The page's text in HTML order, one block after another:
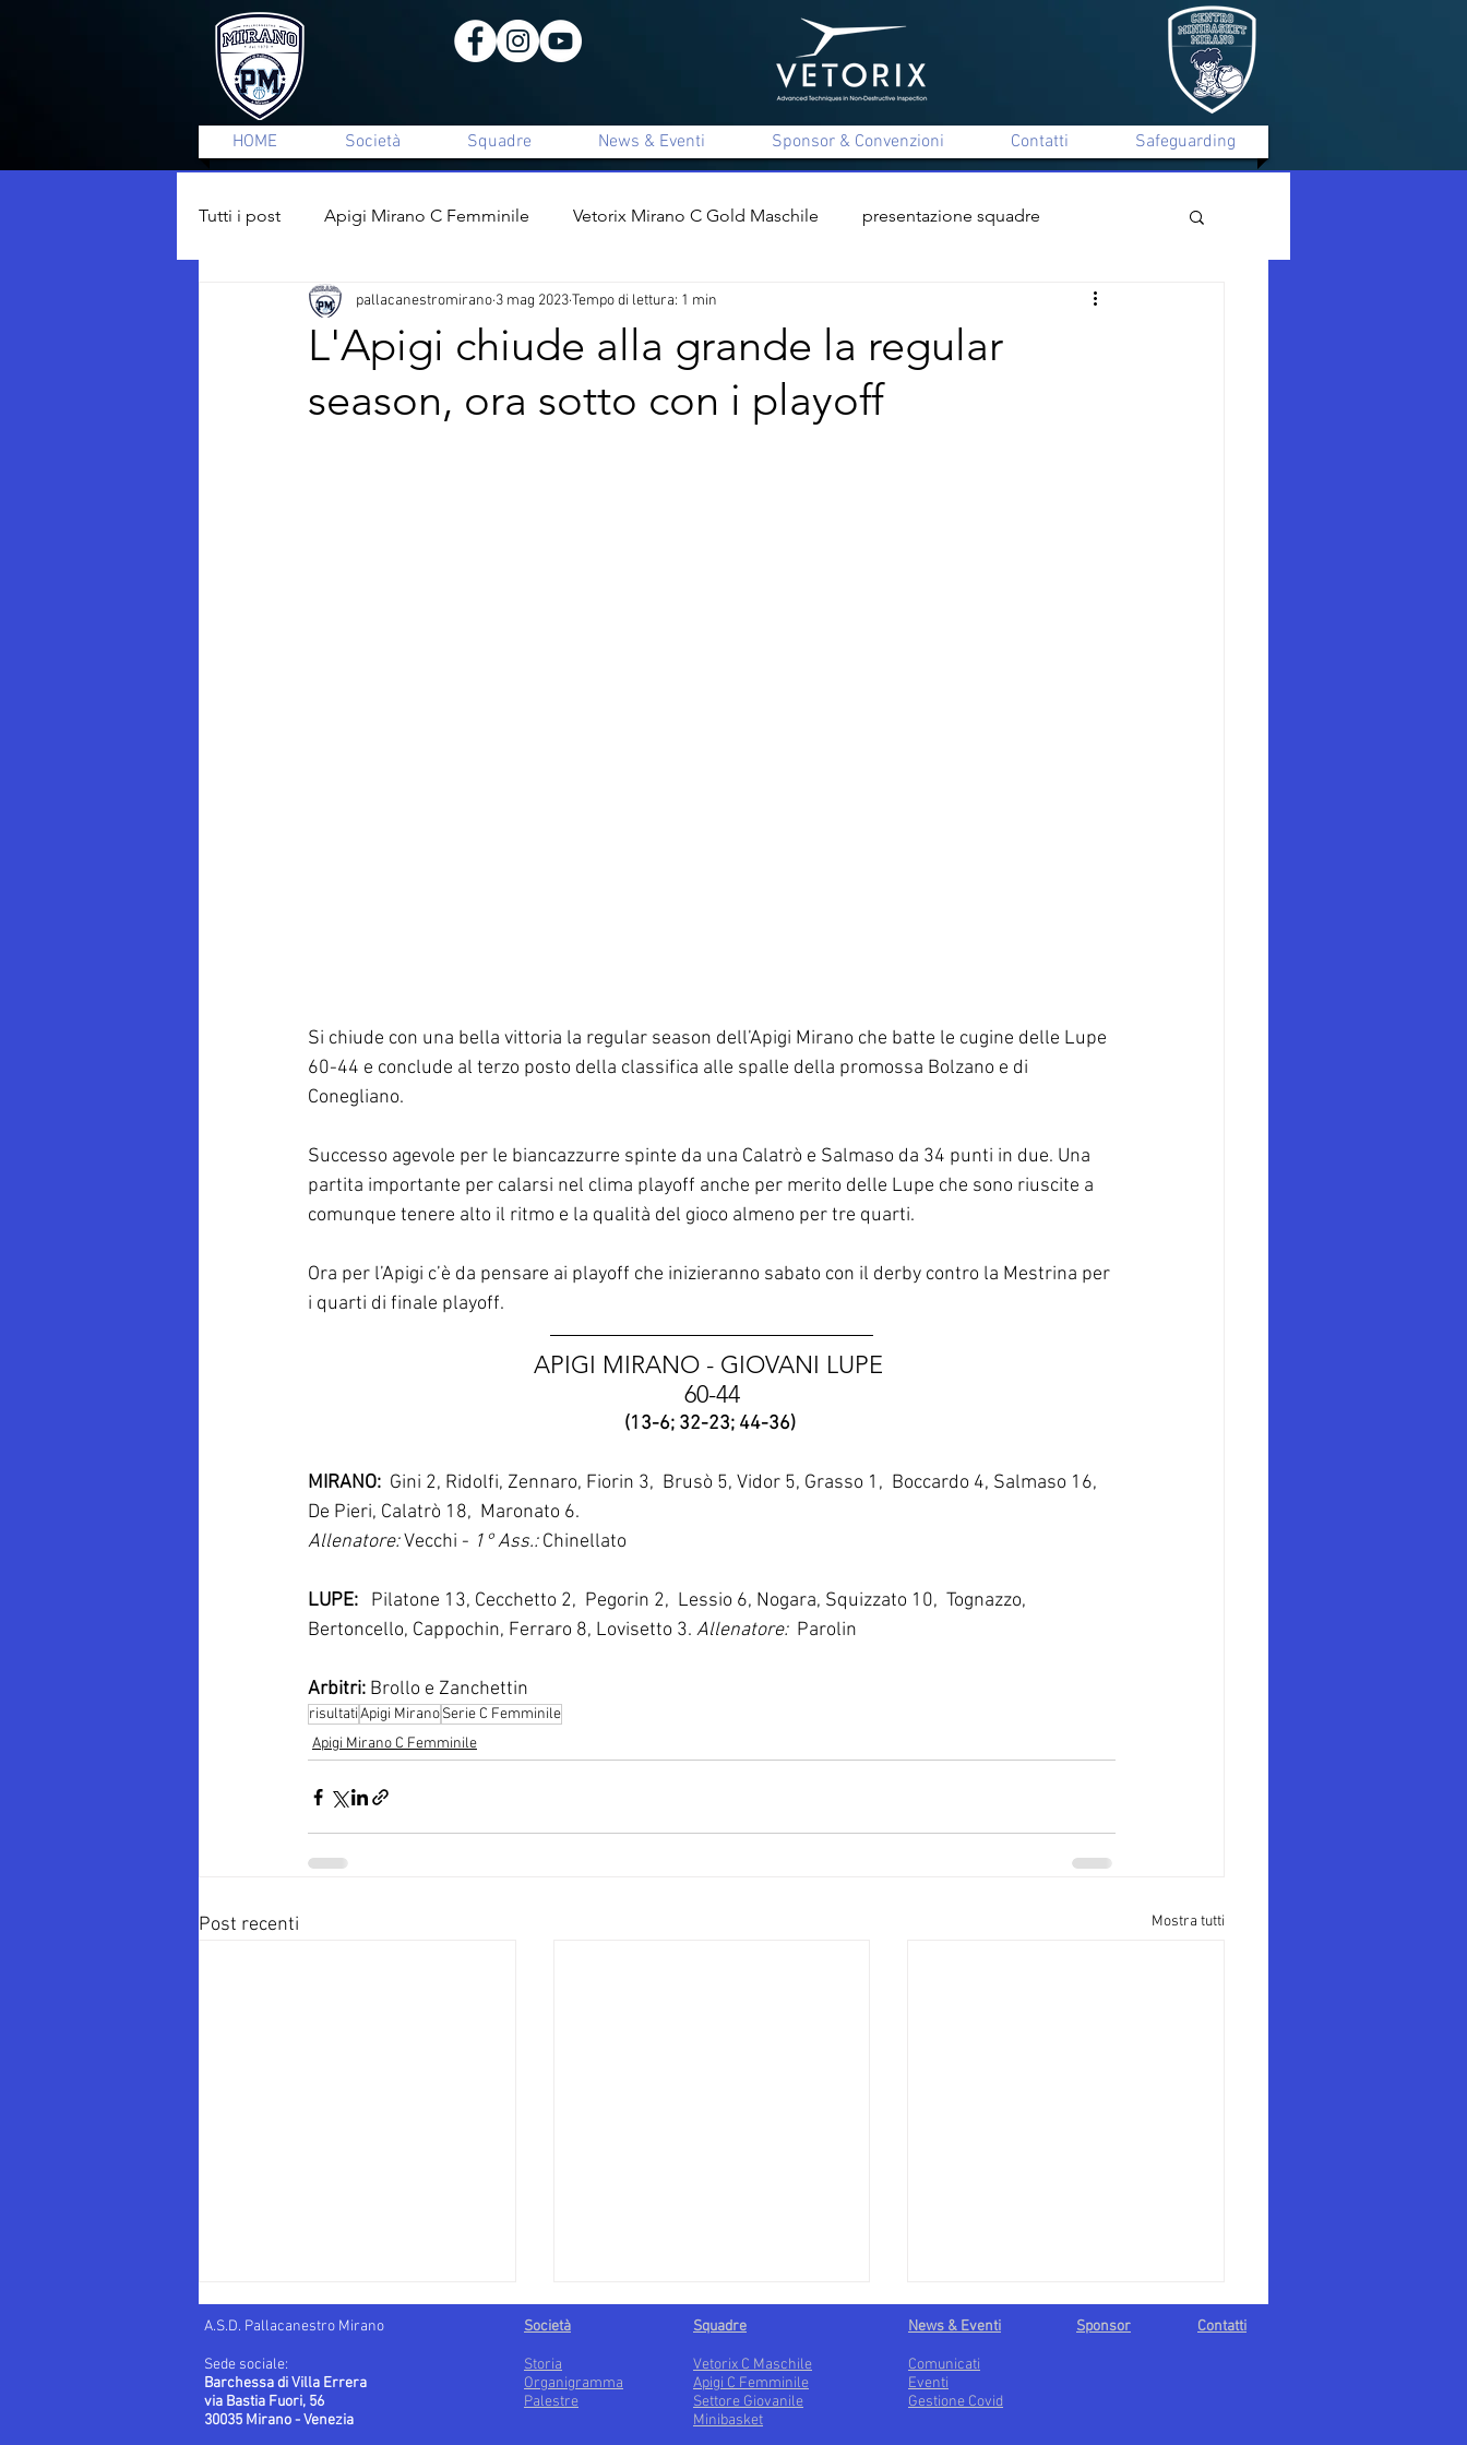
HOME Società Squadre News & Eventi Sponsor & Convenzioni Contatti Safeguarding
Tutti i post Apigi Mirano C Femminile Vetorix Mirano C Gold Maschile presentazione squadre
Minibasket Settore Giovanile presentazione staff tecnico Vetorix Mirano C Silver Maschile
Comunicati Stampa Vetorix Mirano C Unica Maschile Apigi Mirano B Femminile
L'Apigi chiude alla grande la regular
season, ora sotto con i playoff
pallacanestromirano 3 mag 2023Tempo di lettura: 1 min
Si chiude con una bella vittoria la regular season dell’Apigi Mirano che batte le cugine delle Lupe
60-44 e conclude al terzo posto della classifica alle spalle della promossa Bolzano e di
Conegliano.
Successo agevole per le biancazzurre spinte da una Calatrò e Salmaso da 34 punti in due. Una
partita importante per calarsi nel clima playoff anche per merito delle Lupe che sono riuscite a
comunque tenere alto il ritmo e la qualità del gioco almeno per tre quarti.
Ora per l’Apigi c’è da pensare ai playoff che inizieranno sabato con il derby contro la Mestrina per
i quarti di finale playoff.
APIGI MIRANO - GIOVANI LUPE
60-44
(13-6; 32-23; 44-36)
MIRANO: Gini 2, Ridolfi, Zennaro, Fiorin 3,  Brusò 5, Vidor 5, Grasso 1,  Boccardo 4, Salmaso 16,
De Pieri, Calatrò 18,  Maronato 6.
Allenatore: Vecchi - 1° Ass.: Chinellato
LUPE: Pilatone 13, Cecchetto 2,  Pegorin 2,  Lessio 6, Nogara, Squizzato 10,  Tognazzo,
Bertoncello, Cappochin, Ferraro 8, Lovisetto 3. Allenatore: Parolin
Arbitri: Brollo e Zanchettin
risultatiApigi MiranoSerie C Femminile
Apigi Mirano C Femminile
Post recenti Mostra tutti
A.S.D. Pallacanestro Mirano
Sede sociale:
Barchessa di Villa Errera
via Bastia Fuori, 56
30035 Mirano - Venezia
Società
Storia
Organigramma
Palestre
Squadre
Vetorix C Maschile
Apigi C Femminile
Settore Giovanile
Minibasket
News & Eventi
Comunicati
Eventi
Gestione Covid
Sponsor Contatti